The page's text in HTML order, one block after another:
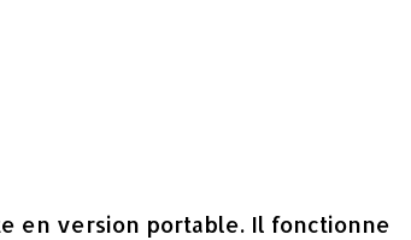
en version portable. Il fonctionne